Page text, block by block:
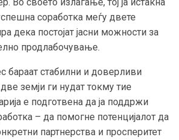
соработка меѓу двете
дека постојат јасни можности за
продлабочување.
бараат стабилни и доверливи
земји ги нудат токму тие
е подготвена да ја поддржи
– да помогне потенцијалот да
партнерства и просперитет